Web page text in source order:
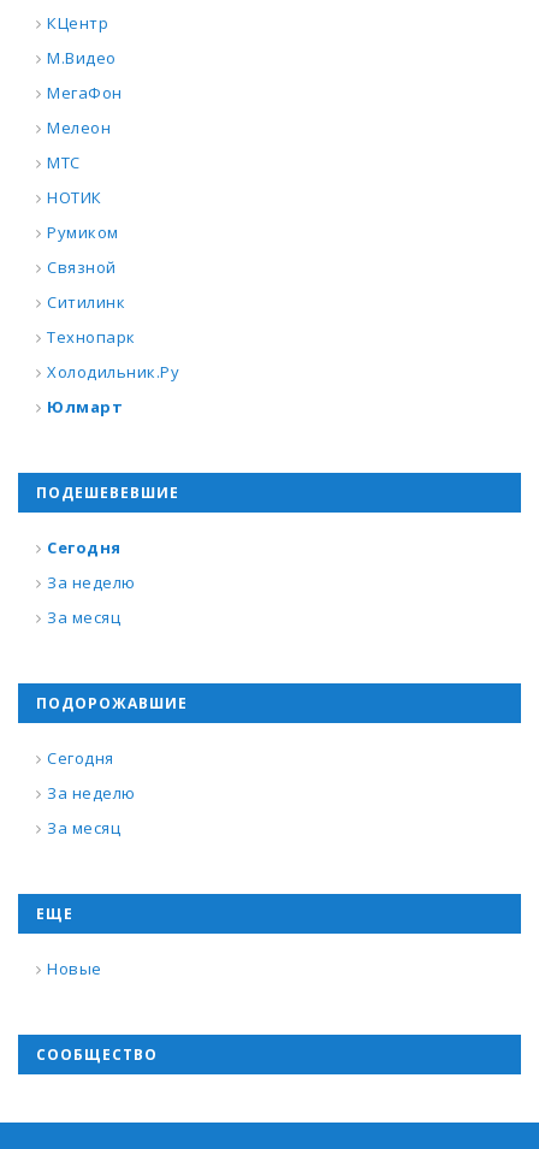
КЦентр
М.Видео
МегаФон
Мелеон
МТС
НОТИК
Румиком
Связной
Ситилинк
Технопарк
Холодильник.Ру
Юлмарт
ПОДЕШЕВЕВШИЕ
Сегодня
За неделю
За месяц
ПОДОРОЖАВШИЕ
Сегодня
За неделю
За месяц
ЕЩЕ
Новые
СООБЩЕСТВО